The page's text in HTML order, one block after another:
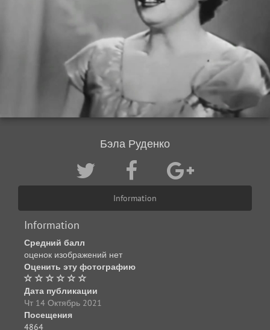
Бэла Руденко
Information
Information
Средний балл
оценок изображений нет
Оценить эту фотографию
Дата публикации
Чт 14 Октябрь 2021
Посещения
4864